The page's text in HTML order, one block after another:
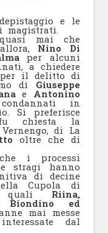
e le
magistrati.
mai che
Nino Di
per alcuni
a chiedere
per il delitto di
di Giuseppe
e Antonino
in
Si preferisce
chiesta la
di La
oltre che di
i processi
stragi hanno
di decine
Cupola di
quali Riina,
Biondino ed
mai messe
dal